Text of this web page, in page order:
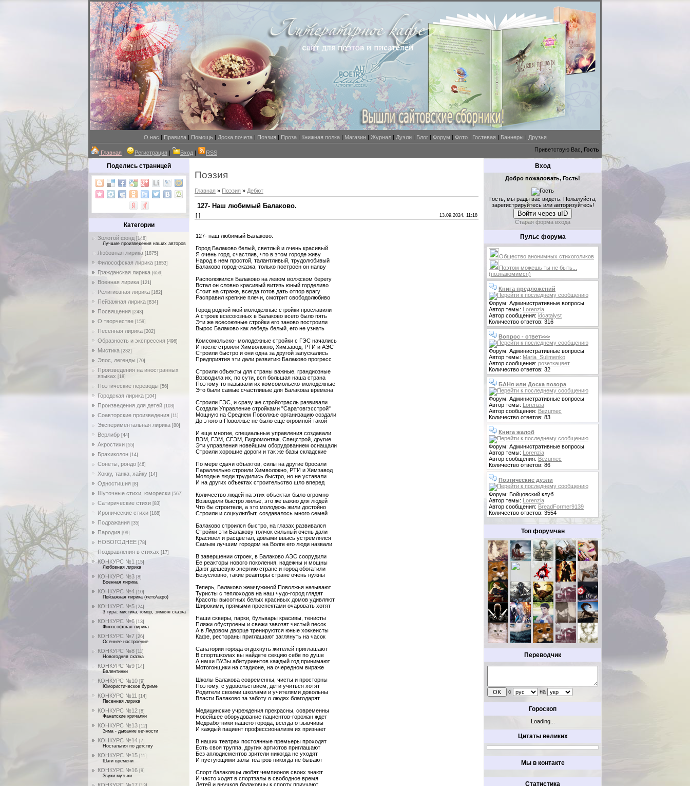
О нас | Правила| Помощь | Доска почета| Поэзия | Проза| Книжная полка| Магазин| Журнал| Дуэли| Блог| Форум | Фото| Гостевая | Баннеры | Друзья
Главная | Регистрация | Вход | RSS Приветствую Вас, Гость
Поделись страницей
Категории
Золотой фонд [148]
Лучшие произведения наших авторов
Любовная лирика [1875]
Философская лирика [1653]
Гражданская лирика [659]
Военная лирика [121]
Религиозная лирика [162]
Пейзажная лирика [834]
Посвящения [243]
О творчестве [159]
Песенная лирика [202]
Образность и экспрессия [496]
Мистика [232]
Эпос, легенды [70]
Произведения на иностранных
языках [18]
Поэтические переводы [56]
Городская лирика [104]
Произведения для детей [103]
Соавторские произведения [11]
Экспериментальная лирика [80]
Верлибр [44]
Акростихи [55]
Брахиколон [14]
Сонеты, рондо [46]
Хокку, танка, хайку [14]
Одностишия [8]
Шуточные стихи, юморески [567]
Сатирические стихи [83]
Иронические стихи [188]
Подражания [35]
Пародия [99]
НОВОГОДНЕЕ [78]
Поздравления в стихах [17]
КОНКУРС №1 [15]
Любовная лирика
КОНКУРС №3 [8]
Военная лирика
КОНКУРС №4 [10]
Пейзажная лирика (лето/акро)
КОНКУРС №5 [24]
3 тура: мистика, юмор, зимняя сказка
КОНКУРС №6 [13]
Философская лирика
КОНКУРС №7 [26]
Осеннее настроение
КОНКУРС №8 [11]
Новогодняя сказка
КОНКУРС №9 [14]
Валентинки
КОНКУРС №10 [9]
Юмористическое буриме
КОНКУРС №11 [14]
Песенная лирика
КОНКУРС №12 [8]
Фанатские кричалки
КОНКУРС №13 [12]
Зима - дыхание вечности
КОНКУРС №14 [7]
Ностальгия по детству
КОНКУРС №15 [11]
Шаги времени
КОНКУРС №16 [9]
Звуки музыки
Поэзия
Главная » Поэзия » Дебют
127- Наш любимый Балаково.
[ ] 13.09.2024, 11:18
127- наш любимый Балаково.
Город Балаково белый, светлый и очень красивый
Я очень горд, счастлив, что в этом городе живу
Народ в нем простой, талантливый, трудолюбивый
Балаково город-сказка, только построен он наяву
Расположился Балаково на левом волжском берегу
Встал он словно красивый витязь юный горделиво
Стоит на страже, всегда готов дать отпор врагу
Расправил крепкие плечи, смотрит свободолюбиво
Город родной мой молодежные стройки прославили
А строек всесоюзных в Балаково всего было пять
Эти же всесоюзные стройки его заново построили
Вырос Балаково как лебедь белый, его не узнать
Комсомольско- молодежные стройки с ГЭС начались
И после строили Химволокно, Химзавод, РТИ и АЭС
Строили быстро и они одна за другой запускались
Предприятия эти дали развитию Балаково прогресс
Строили объекты для страны важные, грандиозные
Возводила их, по сути, вся большая наша страна
Поэтому то называли их комсомольско-молодежные
Это были самые счастливые для Балакова времена
Строили ГЭС, и сразу же стройотрасль развивали
Создали Управление стройками "Саратовгэсстрой"
Мощную на Среднем Поволжье организацию создали
До этого в Поволжье не было еще огромной такой
И еще многие, специальные управления создавали
ВЭМ, ГЭМ, СГЭМ, Гидромонтаж, Спецстрой, другие
Эти управления новейшим оборудованием оснащали
Строили хорошие дороги и так же базы складские
По мере сдачи объектов, силы на другие бросали
Параллельно строили Химволокно, РТИ и Химзавод
Молодые люди трудились быстро, но не уставали
И на других объектах строительство шло вперед
Количество людей на этих объектах было огромно
Возводили быстро жилье, это же важно для людей
Что бы строители, а это молодежь жили достойно
Строили и соцкультбыт, создавалось много семей
Балаково строился быстро, на глазах развивался
Стройки эти Балакову толчок сильный очень дали
Красивел и расцветал, домами ввысь устремлялся
Самым лучшим городом на Волге его люди назвали
В завершении строек, в Балаково АЭС соорудили
Ее реакторы нового поколения, надежны и мощны
Дают дешевую энергию стране и город обогатили
Безусловно, такие реакторы стране очень нужны
Теперь, Балаково жемчужиной Поволжья называют
Туристы с теплоходов на наш чудо-город глядят
Красоты высотных белых красивых домов удивляют
Широкими, прямыми проспектами очаровать хотят
Наши скверы, парки, бульвары красивы, тенисты
Пляжи обустроены и свежи завозят чистый песок
А в Ледовом дворце тренируются юные хоккеисты
Кафе, рестораны приглашают заглянуть на часок
Санатории города отдохнуть жителей приглашают
В спортшколах вы найдете секцию себе по душе
А наши ВУЗы абитуриентов каждый год принимают
Мотогонщики на стадионе, на очередном вираже
Школы Балакова современны, чисты и просторны
Поэтому, с удовольствием, дети учиться хотят
Родители своими школами и учителями довольны
Власти Балаково за заботу о людях благодарят
Медицинские учреждения прекрасны, современны
Новейшее оборудование пациентов-горожан ждет
Медработники нашего города, всегда отзывчивы
И каждый пациент профессионализм их признает
В наших театрах постоянные премьеры проходят
Есть своя труппа, других артистов приглашают
Без аплодисментов зрители никогда не уходят
И пустующими залы театров никогда не бывают
Спорт балаковцы любят чемпионов своих знают
И часто ходят в спортзалы в свободное время
Детей и внучков балаковцы к спорту приучают
Вход
Добро пожаловать, Гость!
Гость, мы рады вас видеть. Пожалуйста,
зарегистрируйтесь или авторизуйтесь!
Войти через uID
Старая форма входа
Пульс форума
Общество анонимных стихоголиков
Поэтом можешь ты не быть...
(познакомимся)
Книга предложений
Форум: Административные вопросы
Автор темы: Lorenzia
Автор сообщения: idcatalyst
Количество ответов: 316
Вопрос - ответ>>>
Форум: Административные вопросы
Автор темы: Maria_Sulimenko
Автор сообщения: розеткацвет
Количество ответов: 32
БАНя или Доска позора
Форум: Административные вопросы
Автор темы: Lorenzia
Автор сообщения: Bezumec
Количество ответов: 83
Книга жалоб
Форум: Административные вопросы
Автор темы: Lorenzia
Автор сообщения: Bezumec
Количество ответов: 86
Поэтические дуэли
Форум: Бойцовский клуб
Автор темы: Lorenzia
Автор сообщения: BreadFormer9139
Количество ответов: 3554
Топ форумчан
Переводчик
с на
Гороскоп
Loading...
Цитаты великих
Мы в контакте
Статистика